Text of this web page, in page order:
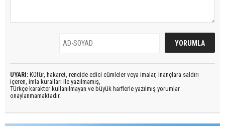
UYARI: Küfür, hakaret, rencide edici cümleler veya imalar, inançlara saldırı
içeren, imla kuralları ile yazılmamış,
Türkçe karakter kullanılmayan ve büyük harflerle yazılmış yorumlar
onaylanmamaktadır.